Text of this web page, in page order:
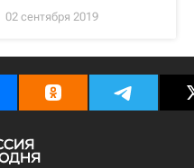
02 сентября 2019